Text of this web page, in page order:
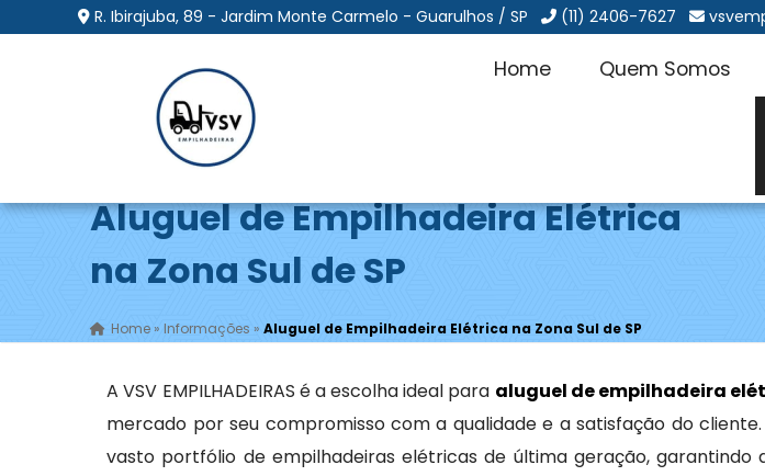
R. Ibirajuba, 89 - Jardim Monte Carmelo - Guarulhos / SP (11) 2406-7627
Home Quem Somos
Aluguel de Empilhadeira Elétrica
na Zona Sul de SP
Home »Informações »Aluguel de Empilhadeira Elétrica na Zona Sul de SP
A VSV EMPILHADEIRAS é a escolha ideal para aluguel de empilhadeira
mercado por seu compromisso com a qualidade e a satisfação do
vasto portfólio de empilhadeiras elétricas de última geração, garantindo